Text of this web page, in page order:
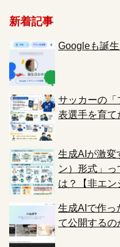
新着記事
Googleも誕
サッカーの「
表選手を育て
生成AIが激変
ン）形式」
は？【非エン
生成AIで作っ
て公開するの